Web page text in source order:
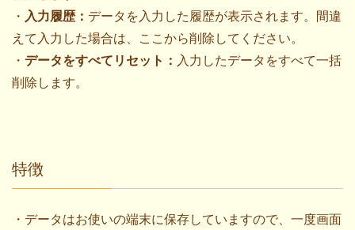
・ 入力履歴： データを入力した履歴が表示されます。間違
えて入力した場合は、ここから削除してください。
・ データをすべてリセット： 入力したデータをすべて一括
削除します。
特徴
・データはお使いの端末に保存していますので、一度画面